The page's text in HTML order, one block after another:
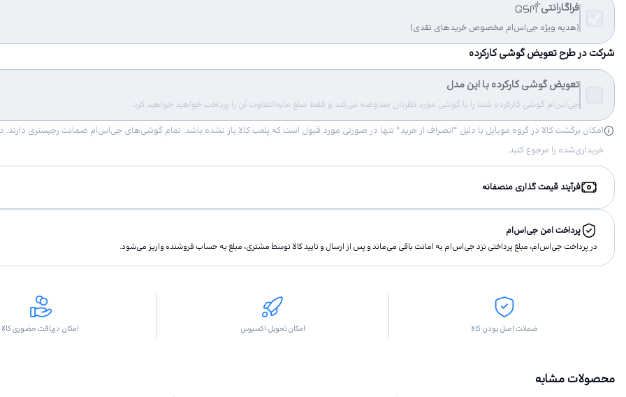
فراگارانتی
(هدیه ویژه جی‌اس‌ام مخصوص خریدهای نقدی)
شرکت در طرح تعویض گوشی کارکرده
تعویض گوشی کارکرده با این مدل
جی‌اس‌ام گوشی کارکرده شما را با گوشی مورد نظرتان معاوضه می‌کند و فقط مبلغ مابه‌التفاوت آن را پرداخت خواهید خواهید کرد.
خریداری‌شده را مرجوع کنید.
فرآیند قیمت گذاری منصفانه
پرداخت امن جی‌اس‌ام
در پرداخت جی‌اس‌ام، مبلغ پرداختى نزد جی‌اس‌ام به امانت باقى مى‌ماند و پس از ارسال و تاييد كالا توسط مشتری، مبلغ به حساب فروشنده واريز مى‌شود.
ضمانت اصل بودن کالا امکان تحویل اکسپرس امکان دریافت حضوری کالا
محصولات مشابه